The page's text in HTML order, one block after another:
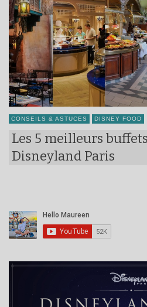
CONSEILS & ASTUCES DISNEY FOOD
Les 5 meilleurs
Disneyland Paris